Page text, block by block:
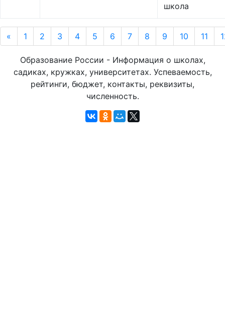
школа
« 1 2 3 4 5 6 7 8 9 10 11
Образование России - Информация о школах,
садиках, кружках, университетах. Успеваемость,
рейтинги, бюджет, контакты, реквизиты,
численность.